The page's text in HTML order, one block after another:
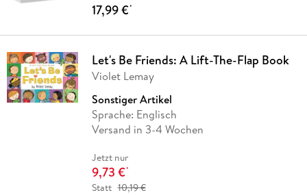
17,99 €*
Let's Be Friends: A Lift-The-Flap Book
Violet Lemay
Sonstiger Artikel
Sprache: Englisch
Versand in 3-4 Wochen
Jetzt nur
9,73 €*
Statt 10,19 €